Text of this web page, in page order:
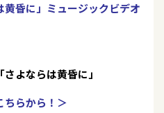
黄昏に」ミュージックビデオ
よならは黄昏に」
ちらから！＞